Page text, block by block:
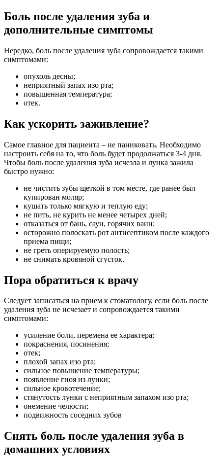
Боль после удаления зуба и
дополнительные симптомы
Нередко, боль после удаления зуба сопровождается такими
симптомами:
опухоль десны;
неприятный запах изо рта;
повышенная температура;
отек.
Как ускорить заживление?
Самое главное для пациента – не паниковать. Необходимо
настроить себя на то, что боль будет продолжаться 3-4 дня.
Чтобы боль после удаления зуба исчезла и лунка зажила
быстро нужно:
не чистить зубы щеткой в том месте, где ранее был
купирован моляр;
кушать только мягкую и теплую еду;
не пить, не курить не менее четырех дней;
отказаться от бань, саун, горячих ванн;
осторожно полоскать рот антисептиком после каждого
приема пищи;
не греть оперируемую полость;
не снимать кровяной сгусток.
Пора обратиться к врачу
Следует записаться на прием к стоматологу, если боль после
удаления зуба не исчезает и сопровождается такими
симптомами:
усиление боли, перемена ее характера;
покраснения, посинения;
отек;
плохой запах изо рта;
сильное повышение температуры;
появление гноя из лунки;
сильное кровотечение;
стянутость лунки с неприятным запахом изо рта;
онемение челюсти;
подвижность соседних зубов
Снять боль после удаления зуба в
домашних условиях